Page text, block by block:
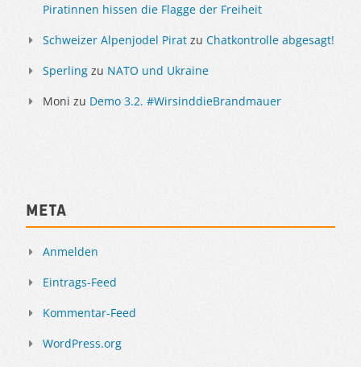
Piratinnen hissen die Flagge der Freiheit
Schweizer Alpenjodel Pirat zu Chatkontrolle abgesagt!
Sperling zu NATO und Ukraine
Moni zu Demo 3.2. #WirsinddieBrandmauer
Meta
Anmelden
Eintrags-Feed
Kommentar-Feed
WordPress.org